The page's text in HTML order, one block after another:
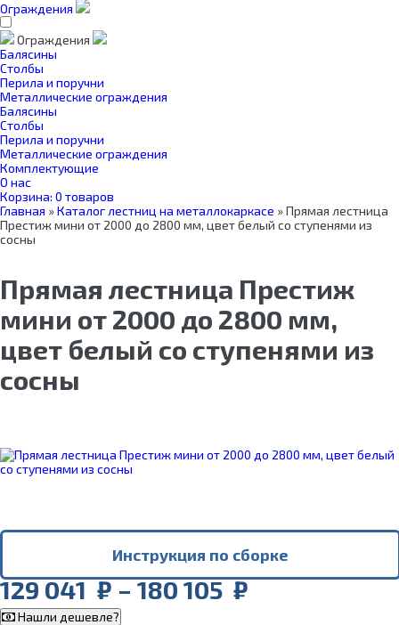
Ограждения
Ограждения
Балясины
Столбы
Перила и поручни
Металлические ограждения
Балясины
Столбы
Перила и поручни
Металлические ограждения
Комплектующие
О нас
Корзина: 0 товаров
Главная »Каталог лестниц на металлокаркасе »Прямая лестница
Престиж мини от 2000 до 2800 мм, цвет белый со ступенями из
сосны
Прямая лестница Престиж
мини от 2000 до 2800 мм,
цвет белый со ступенями из
сосны
Инструкция по сборке
129 041₽–180 105₽Price
Нашли дешевле?